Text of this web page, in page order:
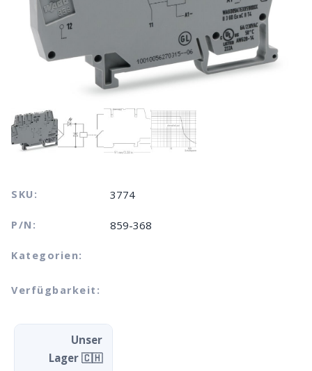
SKU: 3774
P/N: 859-368
Kategorien:
Verfügbarkeit:
Unser
Lager 🇨🇭